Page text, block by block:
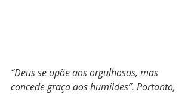
“Deus se opõe aos orgulhosos, mas
concede graça aos humildes”. Portanto,